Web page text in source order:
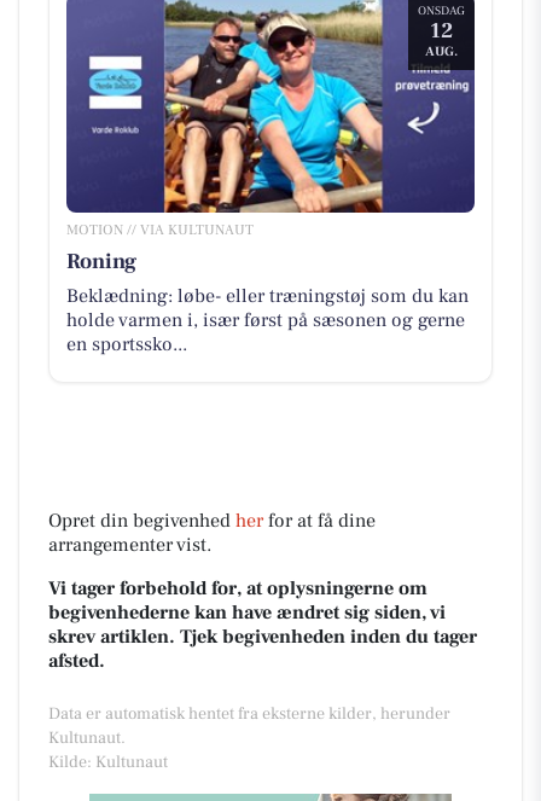
ONSDAG
12
AUG.
MOTION // VIA KULTUNAUT
Roning
Beklædning: løbe- eller træningstøj som du kan
holde varmen i, især først på sæsonen og gerne
en sportssko...
Opret din begivenhed herfor at få dine
arrangementer vist.
Vi tager forbehold for, at oplysningerne om
begivenhederne kan have ændret sig siden, vi
skrev artiklen. Tjek begivenheden inden du tager
afsted.
Data er automatisk hentet fra eksterne kilder, herunder
Kultunaut.
Kilde: Kultunaut